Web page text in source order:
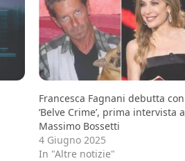
Francesca Fagnani debutta con
‘Belve Crime’, prima intervista a
Massimo Bossetti
4 Giugno 2025
In "Altre notizie"